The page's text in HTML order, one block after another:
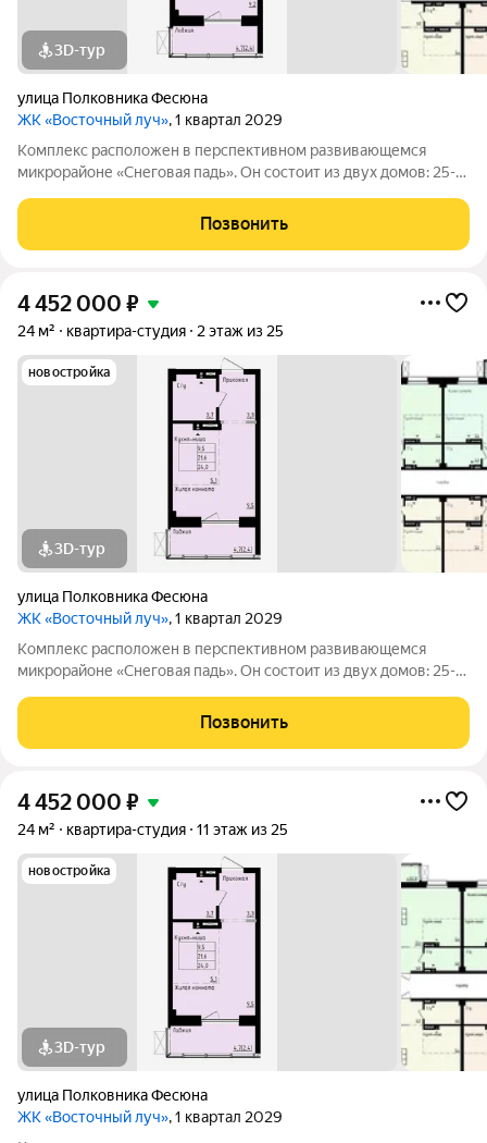
3D-тур
улица Полковника Фесюна
ЖК «Восточный луч», 1 квартал 2029
Комплекс расположен в перспективном развивающемся
микрорайоне «Снеговая падь». Он состоит из двух домов: 25-
соответствует высоким стандартам качества жизни,
комфортного времяпрепровождения. Так же в
Позвонить
4 452 000 ₽
24 м² квартира-студия 2 этаж из 25
новостройка
3D-тур
улица Полковника Фесюна
ЖК «Восточный луч», 1 квартал 2029
Комплекс расположен в перспективном развивающемся
микрорайоне «Снеговая падь». Он состоит из двух домов: 25-
соответствует высоким стандартам качества жизни,
комфортного времяпрепровождения. Так же в
Позвонить
4 452 000 ₽
24 м² квартира-студия 11 этаж из 25
новостройка
3D-тур
улица Полковника Фесюна
ЖК «Восточный луч», 1 квартал 2029